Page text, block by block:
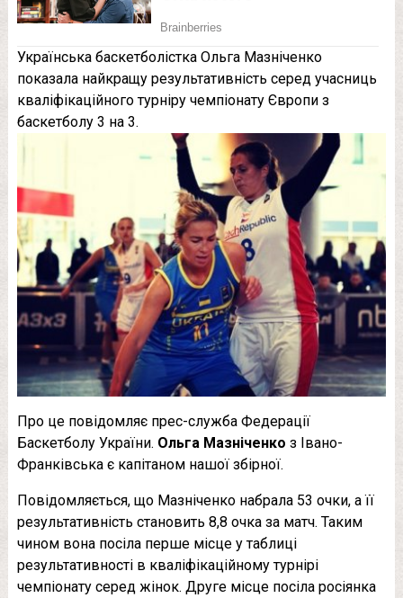
Українська баскетболістка Ольга Мазніченко
показала найкращу результативність серед учасниць
кваліфікаційного турніру чемпіонату Європи з
баскетболу 3 на 3.
Про це повідомляє прес-служба Федерації
Баскетболу України. Ольга Мазніченко з Івано-
Франківська є капітаном нашої збірної.
Повідомляється, що Мазніченко набрала 53 очки, а її
результативність становить 8,8 очка за матч. Таким
чином вона посіла перше місце у таблиці
результативності в кваліфікаційному турнірі
чемпіонату серед жінок. Друге місце посіла росіянка